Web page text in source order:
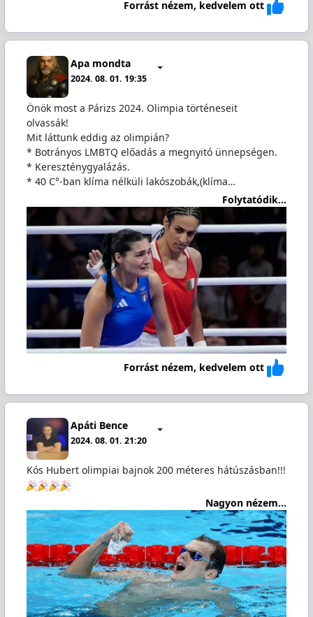
Forrást nézem, kedvelem ott
Apa mondta
2024. 08. 01. 19:35
Önök most a Párizs 2024. Olimpia történeseit
olvassák!
Mit láttunk eddig az olimpián?
* Botrányos LMBTQ előadás a megnyitó ünnepségen.
* Kereszténygyalázás.
* 40 C°-ban klíma nélküli lakószobák,(klíma…
Folytatódik...
Forrást nézem, kedvelem ott
Apáti Bence
2024. 08. 01. 21:20
Kós Hubert olimpiai bajnok 200 méteres hátúszásban!!!
Nagyon nézem...